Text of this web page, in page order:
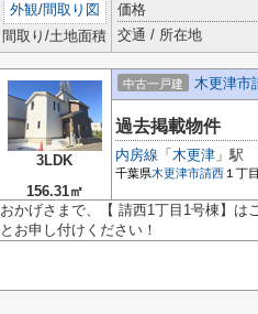
外観/間取り図
間取り/土地面積
価格
交通 / 所在地
3LDK
156.31㎡
中古一戸建 木更津市
過去掲載物件
内房線 「 木更津 」駅
千葉県木更津市請西 １丁目
おかげさまで、【 請西1丁目1号棟】は
とお申し付けください！